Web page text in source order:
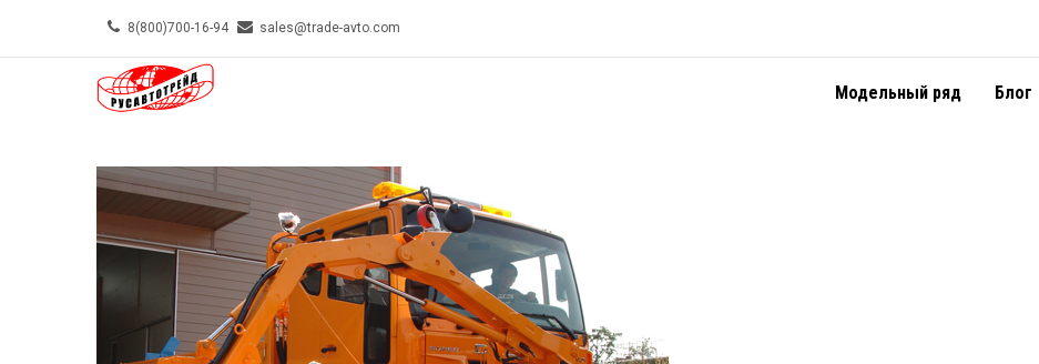
8(800)700-16-94 sales@trade-avto.com
Модельный ряд Блог